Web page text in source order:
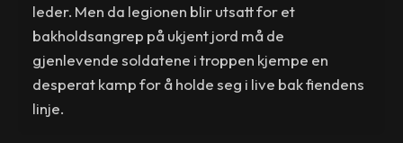
leder. Men da legionen blir utsatt for et
bakholdsangrep på ukjent jord må de
gjenlevende soldatene i troppen kjempe en
desperat kamp for å holde seg i live bak fiendens
linje.